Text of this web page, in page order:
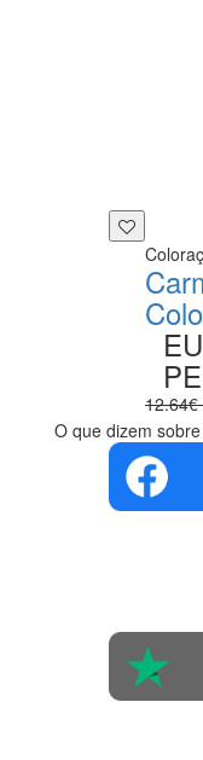
12.64€
O que dizem